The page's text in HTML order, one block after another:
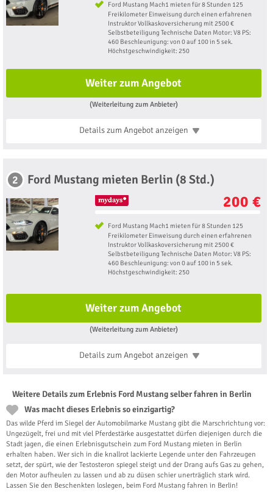
Ford Mustang Mach1 mieten für 8 Stunden 125
Freikilometer Einweisung durch einen erfahrenen
Instruktor Vollkaskoversicherung mit 2500 €
Selbstbeteiligung Technische Daten Motor: V8 PS:
460 Beschleunigung: von 0 auf 100 in 5 sek.
Höchstgeschwindigkeit: 250
Weiter zum Angebot
(Weiterleitung zum Anbieter)
Details zum Angebotanzeigen
2 Ford Mustang mieten Berlin (8 Std.)
200 €
Ford Mustang Mach1 mieten für 8 Stunden 125
Freikilometer Einweisung durch einen erfahrenen
Instruktor Vollkaskoversicherung mit 2500 €
Selbstbeteiligung Technische Daten Motor: V8 PS:
460 Beschleunigung: von 0 auf 100 in 5 sek.
Höchstgeschwindigkeit: 250
Weiter zum Angebot
(Weiterleitung zum Anbieter)
Details zum Angebotanzeigen
Weitere Details zum Erlebnis Ford Mustang selber fahren in Berlin
Was macht dieses Erlebnis so einzigartig?
Das wilde Pferd im Siegel der Automobilmarke Mustang gibt die Marschrichtung vor:
Ungezügelt, frei und mit viel Pferdestärke ausgestattet dürfen diejenigen durch die
Stadt jagen, die einen Erlebnisgutschein zum Ford Mustang mieten in Berlin
erhalten haben. Wer sich in die knallrot lackierte Legende unter den Fahrzeugen
setzt, der spürt, wie der Testosteron spiegel steigt und der Drang aufs Gas zu gehen,
den Motor aufheulen zu lassen und ab zu düsen schier unerträglich stark wird.
Lassen Sie den Beschenkten loslegen, beim Ford Mustang fahren in Berlin!